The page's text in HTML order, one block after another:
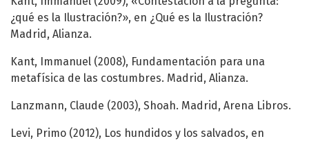
¿qué es la Ilustración?», en ¿Qué es la Ilustración?
Madrid, Alianza.
Kant, Immanuel (2008), Fundamentación para una
metafísica de las costumbres. Madrid, Alianza.
Lanzmann, Claude (2003), Shoah. Madrid, Arena Libros.
Levi, Primo (2012), Los hundidos y los salvados, en